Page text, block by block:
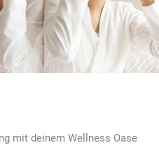
mit deinem Wellness Oase